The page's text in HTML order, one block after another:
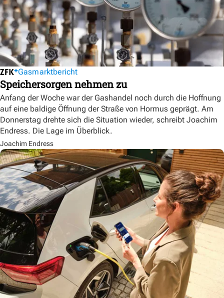
Gasmarktbericht
Speichersorgen nehmen zu
Anfang der Woche war der Gashandel noch durch die Hoffnung
auf eine baldige Öffnung der Straße von Hormus geprägt. Am
Donnerstag drehte sich die Situation wieder, schreibt Joachim
Endress. Die Lage im Überblick.
Joachim Endress